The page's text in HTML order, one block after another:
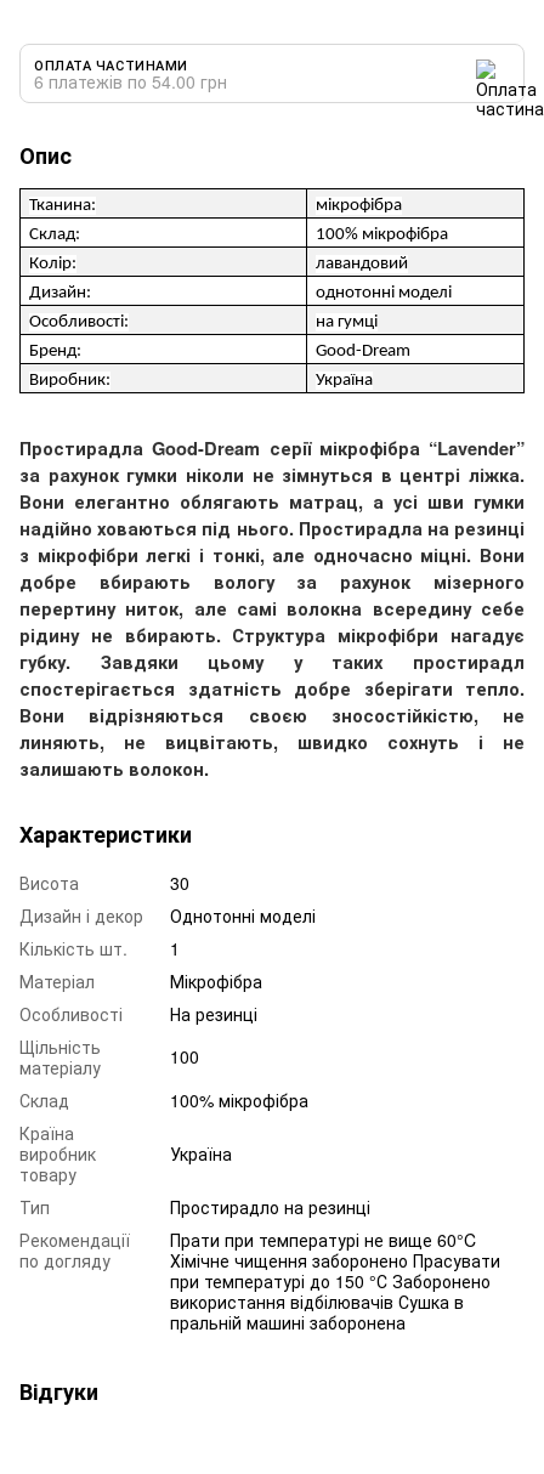
ОПЛАТА ЧАСТИНАМИ
6 платежів по 54.00 грн
Опис
Тканина:
мікрофібра
Склад:
100% мікрофібра
Колір:
лавандовий
Дизайн:
однотонні моделі
Особливості:
на гумці
Бренд:
Good-Dream
Виробник: Україна
Простирадла Good-Dream серії мікрофібра“Lavender”
за рахунок гумки ніколи не зімнуться в центрі ліжка.
Вони елегантно облягають матрац, а усі шви гумки
надійно ховаються під нього. Простирадла на резинці
з мікрофібри легкі і тонкі, але одночасно міцні. Вони
добре вбирають вологу за рахунок мізерного
перертинуниток, але самі волокна всередину себе
рідинуне вбирають. Структура мікрофібри нагадує
губку. Завдяки цьому у таких простирадл
спостерігається здатність добре зберігати тепло.
Вони відрізняються своєю зносостійкістю, не
линяють, не вицвітають, швидко сохнуть і не
залишають волокон.
Характеристики
Висота
30
Дизайн і декор
Однотонні моделі
Кількість шт.
1
Матеріал
Мікрофібра
Особливості
На резинці
Щільність
матеріалу
100
Склад
100% мікрофібра
Країна
виробник
товару
Україна
Тип
Простирадло на резинці
Рекомендації
по догляду
Прати при температурі не вище 60°C
Хімічне чищення заборонено Прасувати
при температурі до 150 °С Заборонено
використання відбілювачів Сушка в
пральній машині заборонена
Відгуки